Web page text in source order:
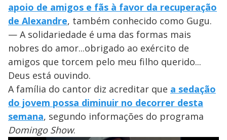
apoio de amigos e fãs à favor da recuperação
de Alexandre, também conhecido como Gugu.
— A solidariedade é uma das formas mais
nobres do amor...obrigado ao exército de
amigos que torcem pelo meu filho querido...
Deus está ouvindo.
A família do cantor diz acreditar que a sedação
do jovem possa diminuir no decorrer desta
semana, segundo informações do programa
Domingo Show.